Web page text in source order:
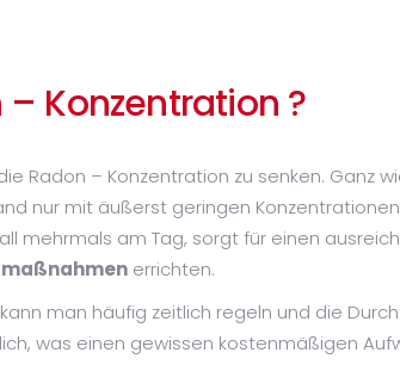
Konzentration ?
Radon – Konzentration zu senken. Ganz
nur mit äußerst geringen
mehrmals am Tag, sorgt für einen
errichten.
man häufig zeitlich regeln und die
was einen gewissen kostenmäßigen